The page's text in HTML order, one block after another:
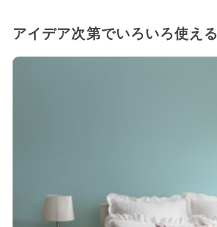
アイデア次第でいろいろ使える